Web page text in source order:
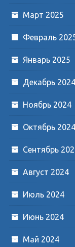
Март 2025
Февраль
Январь 2025
Декабрь 2024
Ноябрь 2024
Октябрь 2024
Сентябрь
Август 2024
Июль 2024
Июнь 2024
Май 2024